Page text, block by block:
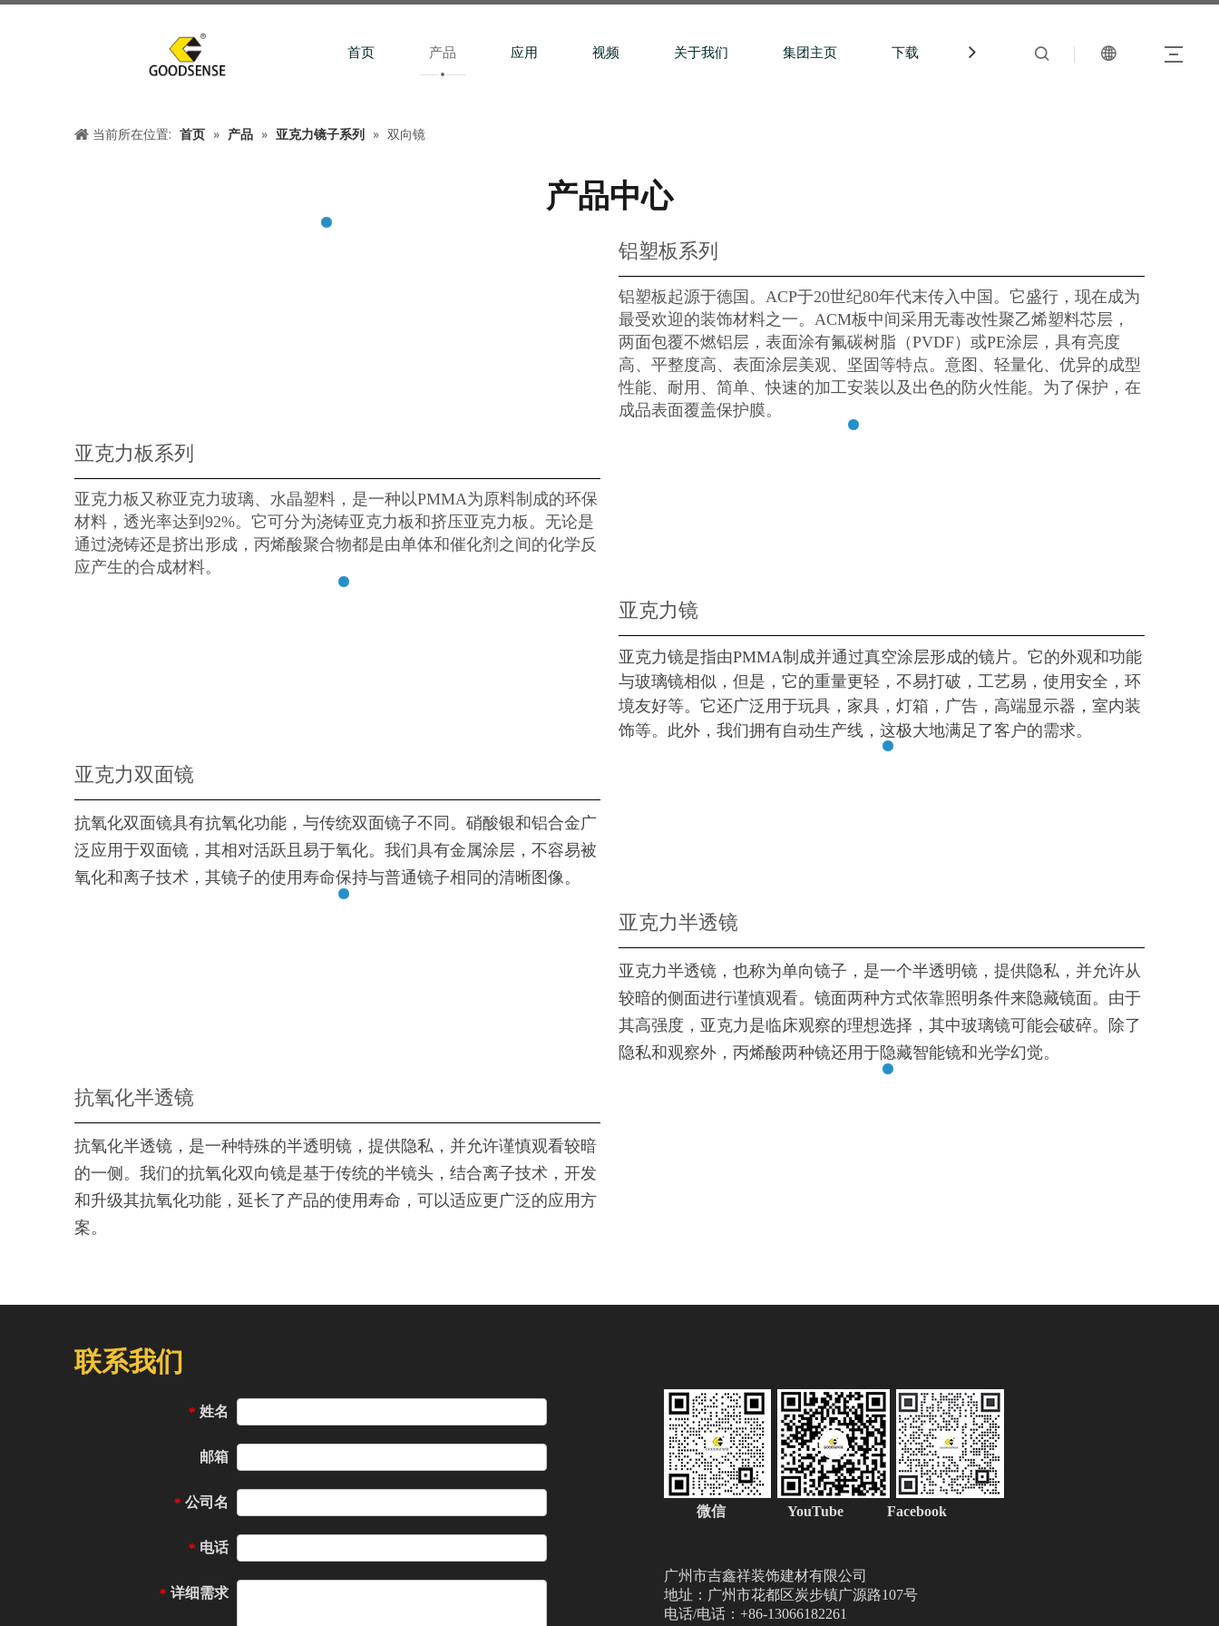
首页 产品 应用 视频 关于我们 集团主页 下载 中文站
当前所在位置: 首页 » 产品 » 亚克力镜子系列 » 双向镜
产品中心
铝塑板系列
铝塑板起源于德国。ACP于20世纪80年代末传入中国。它盛行，现在成为
最受欢迎的装饰材料之一。ACM板中间采用无毒改性聚乙烯塑料芯层，
两面包覆不燃铝层，表面涂有氟碳树脂（PVDF）或PE涂层，具有亮度
高、平整度高、表面涂层美观、坚固等特点。意图、轻量化、优异的成型
性能、耐用、简单、快速的加工安装以及出色的防火性能。为了保护，在
成品表面覆盖保护膜。
亚克力板系列
亚克力板又称亚克力玻璃、水晶塑料，是一种以PMMA为原料制成的环保
材料，透光率达到92%。它可分为浇铸亚克力板和挤压亚克力板。无论是
通过浇铸还是挤出形成，丙烯酸聚合物都是由单体和催化剂之间的化学反
应产生的合成材料。
亚克力镜
亚克力镜是指由PMMA制成并通过真空涂层形成的镜片。它的外观和功能
与玻璃镜相似，但是，它的重量更轻，不易打破，工艺易，使用安全，环
境友好等。它还广泛用于玩具，家具，灯箱，广告，高端显示器，室内装
饰等。此外，我们拥有自动生产线，这极大地满足了客户的需求。
亚克力双面镜
抗氧化双面镜具有抗氧化功能，与传统双面镜子不同。硝酸银和铝合金广
泛应用于双面镜，其相对活跃且易于氧化。我们具有金属涂层，不容易被
氧化和离子技术，其镜子的使用寿命保持与普通镜子相同的清晰图像。
亚克力半透镜
亚克力半透镜，也称为单向镜子，是一个半透明镜，提供隐私，并允许从
较暗的侧面进行谨慎观看。镜面两种方式依靠照明条件来隐藏镜面。由于
其高强度，亚克力是临床观察的理想选择，其中玻璃镜可能会破碎。除了
隐私和观察外，丙烯酸两种镜还用于隐藏智能镜和光学幻觉。
抗氧化半透镜
抗氧化半透镜，是一种特殊的半透明镜，提供隐私，并允许谨慎观看较暗
的一侧。我们的抗氧化双向镜是基于传统的半镜头，结合离子技术，开发
和升级其抗氧化功能，延长了产品的使用寿命，可以适应更广泛的应用方
案。
联系我们
* 姓名
邮箱
* 公司名
* 电话
* 详细需求
微信 YouTube Facebook
广州市吉鑫祥装饰建材有限公司
地址：广州市花都区炭步镇广源路107号
电话/电话：+86-13066182261